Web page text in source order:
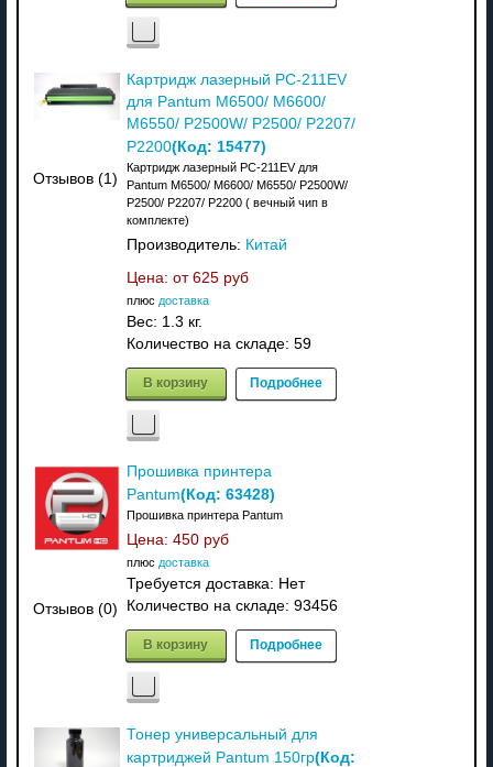
Отзывов (1)
Картридж лазерный PC-211EV
для Pantum M6500/ M6600/
M6550/ P2500W/ P2500/ P2207/
P2200(Код: 15477)
Картридж лазерный PC-211EV для
Pantum M6500/ M6600/ M6550/ P2500W/
P2500/ P2207/ P2200 ( вечный чип в
комплекте)
Производитель: Китай
Цена: от 625 руб
плюс доставка
Вес: 1.3 кг.
Количество на складе: 59
В корзину Подробнее
Отзывов (0)
Прошивка принтера
Pantum(Код: 63428)
Прошивка принтера Pantum
Цена: 450 руб
плюс доставка
Требуется доставка: Нет
Количество на складе: 93456
В корзину Подробнее
Тонер универсальный для
картриджей Pantum 150гр(Код: